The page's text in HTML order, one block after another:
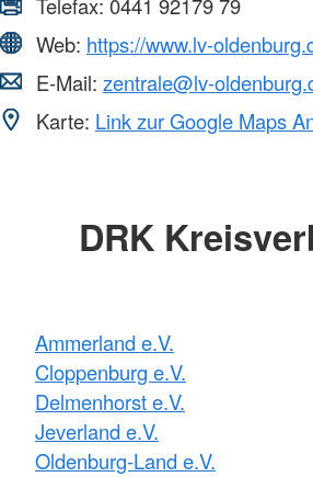
Web: https://www.lv-
E-Mail: zentrale@lv-
Karte: Link zur Google Maps
DRK
Ammerland e.V.
Cloppenburg e.V.
Delmenhorst e.V.
Jeverland e.V.
Oldenburg-Land e.V.